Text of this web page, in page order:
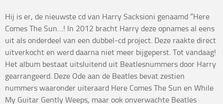
Hij is er, de nieuwste cd van Harry Sacksioni genaamd “Here
Comes The Sun…! In 2012 bracht Harry deze opnames al eens
uit als onderdeel van een dubbel-cd project. Deze raakte direct
uitverkocht en werd daarna niet meer bijgeperst. Tot vandaag!
Het album bestaat uitsluitend uit Beatlesnummers door Harry
gearrangeerd. Deze Ode aan de Beatles bevat zestien
nummers waaronder uiteraard Here Comes The Sun en While
My Guitar Gently Weeps, maar ook onverwachte Beatles